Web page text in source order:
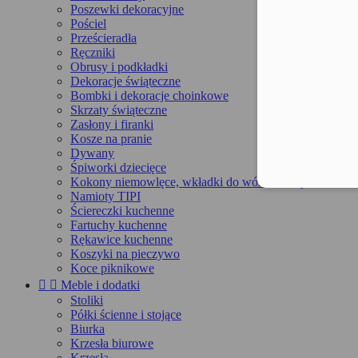
Poszewki dekoracyjne
Pościel
Prześcieradła
Ręczniki
Obrusy i podkładki
Dekoracje świąteczne
Bombki i dekoracje choinkowe
Skrzaty świąteczne
Zasłony i firanki
Kosze na pranie
Dywany
Śpiworki dziecięce
Kokony niemowlęce, wkładki do wózka, maty
Namioty TIPI
Ściereczki kuchenne
Fartuchy kuchenne
Rękawice kuchenne
Koszyki na pieczywo
Koce piknikowe
  Meble i dodatki
Stoliki
Półki ścienne i stojące
Biurka
Krzesła biurowe